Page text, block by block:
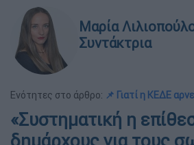
Μαρία
Συντάκτρια
Ενότητες στο άρθρο: 📌 Γιατί η ΚΕΔΕ
«Συστηματική η